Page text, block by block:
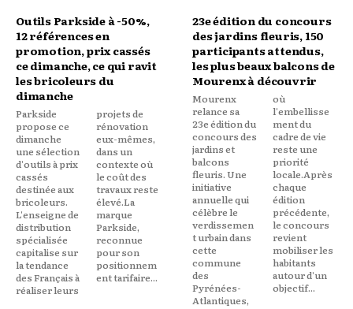
Outils Parkside à -50%,
12 références en
promotion, prix cassés
ce dimanche, ce qui ravit
les bricoleurs du
dimanche
Parkside
propose ce
dimanche
une sélection
d'outils à prix
cassés
destinée aux
bricoleurs.
L'enseigne de
distribution
spécialisée
capitalise sur
la tendance
des Français à
réaliser leurs
projets de
rénovation
eux-mêmes,
dans un
contexte où
le coût des
travaux reste
élevé.La
marque
Parkside,
reconnue
pour son
positionnem
ent tarifaire...
23e édition du concours
des jardins fleuris, 150
participants attendus,
les plus beaux balcons de
Mourenx à découvrir
Mourenx
relance sa
23e édition du
concours des
jardins et
balcons
fleuris. Une
initiative
annuelle qui
célèbre le
verdissemen
t urbain dans
cette
commune
des
Pyrénées-
Atlantiques,
où
l'embellisse
ment du
cadre de vie
reste une
priorité
locale.Après
chaque
édition
précédente,
le concours
revient
mobiliser les
habitants
autour d'un
objectif...